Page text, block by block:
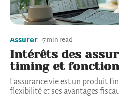
Assurer 7 min read
Intérêts des
timing et
L'assurance vie est un produit
flexibilité et ses avantages